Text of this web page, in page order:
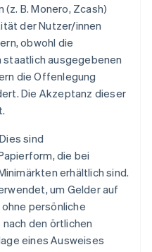
B. Monero, Zcash)
der Nutzer/innen
obwohl die
ausgegebenen
die Offenlegung
Die Akzeptanz dieser
Dies sind
die bei
erhältlich sind.
um Gelder auf
persönliche
den örtlichen
eines Ausweises